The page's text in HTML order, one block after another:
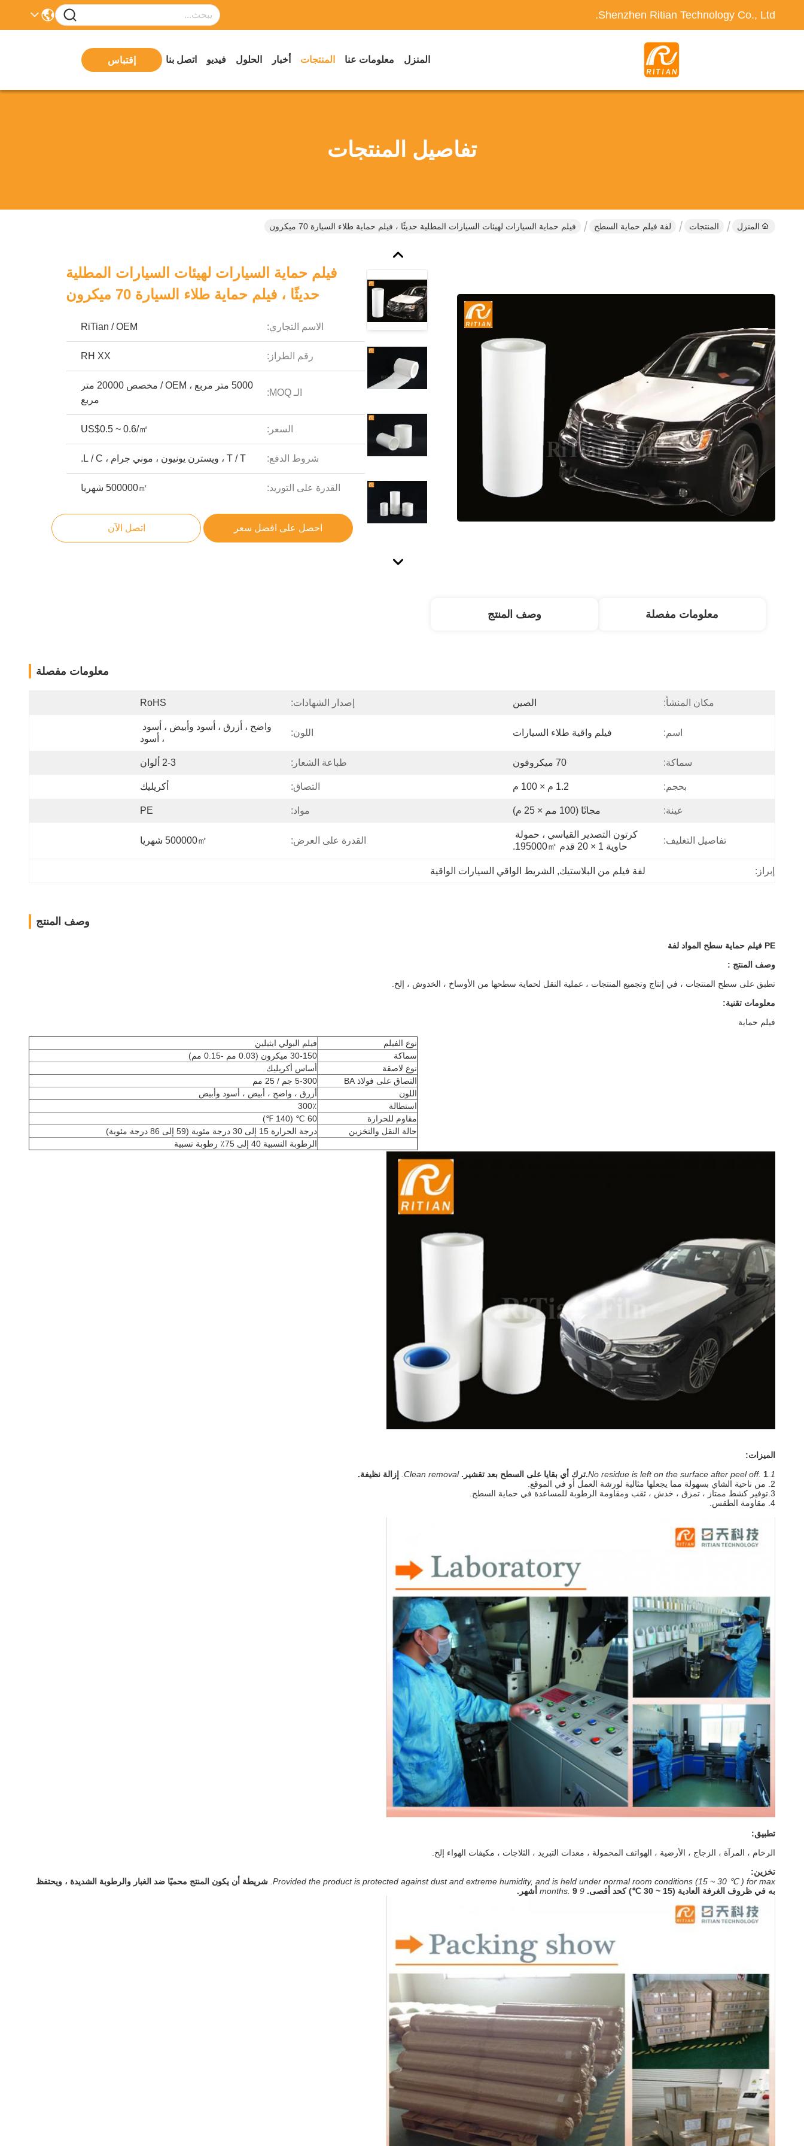
Shenzhen Ritian Technology Co., Ltd.
المنزل معلومات عنا المنتجات أخبار الحلول فيديو اتصل بنا إقتباس
تفاصيل المنتجات
المنزل المنتجات لفة فيلم حماية السطح فيلم حماية السيارات لهيئات السيارات المطلية حديثًا ، فيلم حماية طلاء السيارة 70 ميكرون
فيلم حماية السيارات لهيئات السيارات المطلية
حديثًا ، فيلم حماية طلاء السيارة 70 ميكرون
الاسم التجاري: RiTian / OEM
رقم الطراز: RH XX
الـ MOQ:
5000 متر مربع ، OEM / مخصص 20000 متر
مربع
السعر: US$0.5 ~ 0.6/㎡
شروط الدفع: T / T ، ويسترن يونيون ، موني جرام ، L / C.
القدرة على التوريد: 500000㎡ شهريا
احصل على افضل سعر اتصل الآن
معلومات مفصلة وصف المنتج
معلومات مفصلة
مكان المنشأ: الصين إصدار الشهادات: RoHS
اسم: فيلم واقية طلاء السيارات اللون:
، أسود
سماكة: 70 ميكروفون طباعة الشعار: 2-3 ألوان
بحجم: 1.2 م × 100 م التصاق: أكريليك
عينة: مجانًا (100 مم × 25 م) مواد: PE
تفاصيل التغليف:
حاوية 1 × 20 قدم 195000㎡.
القدرة على العرض: 500000㎡ شهريا
إبراز: لفة فيلم من البلاستيك, الشريط الواقي السيارات الواقية
وصف المنتج
PE فيلم حماية سطح المواد لفة
وصف المنتج :
تطبق على سطح المنتجات ، في إنتاج وتجميع المنتجات ، عملية النقل لحماية سطحها من الأوساخ ، الخدوش ، إلخ.
معلومات تقنية:
فيلم حماية
نوع الفيلم
فيلم البولي ايثيلين
سماكة
30-150 ميكرون (0.03 مم -0.15 مم)
نوع لاصقة
أساس أكريليك
التصاق على فولاذ BA
5-300 جم / 25 مم
اللون
أزرق ، واضح ، أبيض ، أسود وأبيض
استطالة
300٪
مقاوم للحرارة
60 ℃ (140 ℉)
حالة النقل والتخزين
درجة الحرارة 15 إلى 30 درجة مئوية (59 إلى 86 درجة مئوية)
الرطوبة النسبية 40 إلى 75٪ رطوبة نسبية
الميزات:
1.No residue is left on the surface after peel off. 1.ترك أي بقايا على السطح بعد تقشير. Clean removal.
إزالة نظيفة.
2. من ناحية الشاي بسهولة مما يجعلها مثالية لورشة العمل أو في الموقع.
3.توفير كشط ممتاز ، تمزق ، خدش ، ثقب ومقاومة الرطوبة للمساعدة في حماية السطح.
4. مقاومة الطقس.
تطبيق:
الرخام ، المرآة ، الزجاج ، الأرضية ، الهواتف المحمولة ، معدات التبريد ، الثلاجات ، مكيفات الهواء إلخ.
تخزين:
Provided the product is protected against dust and extreme humidity, and is held under normal room conditions (15 ~ 30 ℃ ) for max. شريطة أن يكون المنتج محميًا ضد الغبار والرطوبة الشديدة ، ويحتفظ
به في ظروف الغرفة العادية (15 ~ 30 ℃) كحد أقصى.
9 months. 9 أشهر.